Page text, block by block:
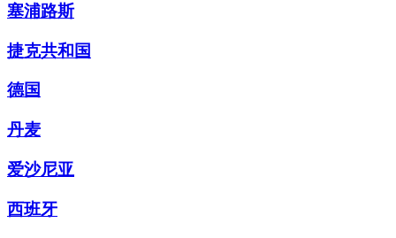
塞浦路斯
捷克共和国
德国
丹麦
爱沙尼亚
西班牙